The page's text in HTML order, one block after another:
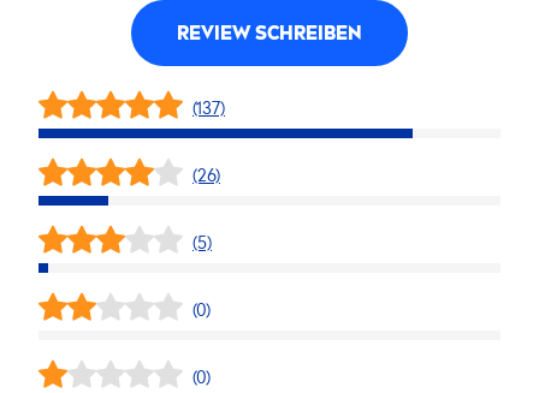
REVIEW SCHREIBEN
(137)
(26)
(5)
(0)
(0)